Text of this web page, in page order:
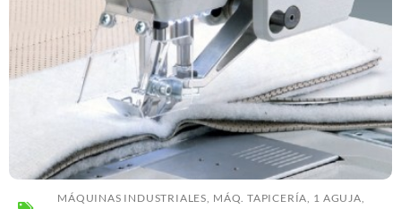
MÁQUINAS INDUSTRIALES MÁQ. TAPICERÍA 1 AGUJA